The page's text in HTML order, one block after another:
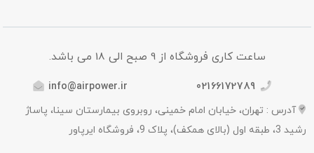
ساعت کاری فروشگاه از 9 صبح الی 18 می باشد.
02166172789
info@airpower.ir
آدرس : تهران، خیابان امام خمینی، روبروی بیمارستان سینا، پاساژ
رشید 3، طبقه اول (بالای همکف)، پلاک 9، فروشگاه ایرپاور